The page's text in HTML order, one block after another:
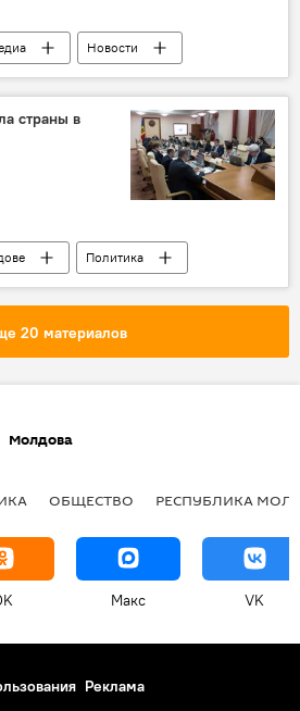
Новости
мусор
страны в
Политика
отзыв
посол
20 материалов
Молдова
ОБЩЕСТВО РЕСПУБЛИКА
Макс VK
Реклама